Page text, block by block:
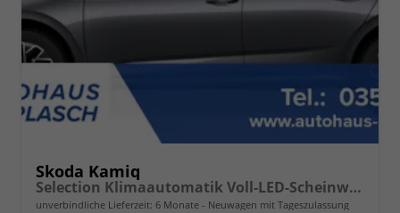
Skoda Kamiq
Selection Klimaautomatik Voll-LED-Scheinwerfer Tempomat
unverbindliche Lieferzeit: 6 Monate Neuwagen mit Tageszulassung